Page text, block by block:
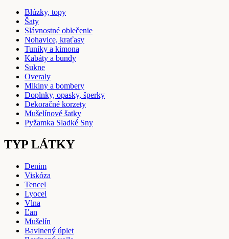
Blúzky, topy
Šaty
Slávnostné oblečenie
Nohavice, kraťasy
Tuniky a kimona
Kabáty a bundy
Sukne
Overaly
Mikiny a bombery
Doplnky, opasky, šperky
Dekoračné korzety
Mušelínové šatky
Pyžamka Sladké Sny
TYP LÁTKY
Denim
Viskóza
Tencel
Lyocel
Vlna
Ľan
Mušelín
Bavlnený úplet